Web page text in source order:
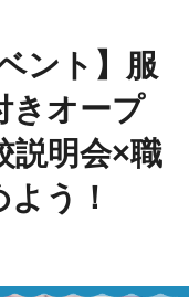
ント】服
きオープ
説明会×職
う！